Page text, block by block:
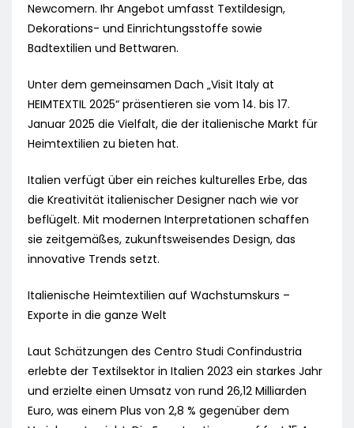
Newcomern. Ihr Angebot umfasst Textildesign,
Dekorations- und Einrichtungsstoffe sowie
Badtextilien und Bettwaren.
Unter dem gemeinsamen Dach „Visit Italy at
HEIMTEXTIL 2025“ präsentieren sie vom 14. bis 17.
Januar 2025 die Vielfalt, die der italienische Markt für
Heimtextilien zu bieten hat.
Italien verfügt über ein reiches kulturelles Erbe, das
die Kreativität italienischer Designer nach wie vor
beflügelt. Mit modernen Interpretationen schaffen
sie zeitgemäßes, zukunftsweisendes Design, das
innovative Trends setzt.
Italienische Heimtextilien auf Wachstumskurs –
Exporte in die ganze Welt
Laut Schätzungen des Centro Studi Confindustria
erlebte der Textilsektor in Italien 2023 ein starkes Jahr
und erzielte einen Umsatz von rund 26,12 Milliarden
Euro, was einem Plus von 2,8 % gegenüber dem